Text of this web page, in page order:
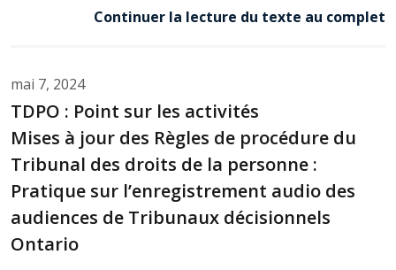
Continuer la lecture du texte au complet
mai 7, 2024
TDPO : Point sur les activités
Mises à jour des Règles de procédure du
Tribunal des droits de la personne :
Pratique sur l’enregistrement audio des
audiences de Tribunaux décisionnels
Ontario